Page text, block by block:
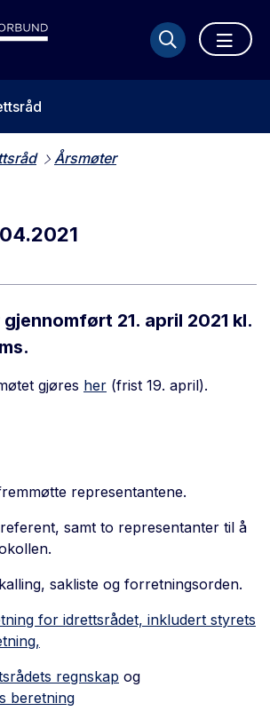
Årsmøter
21. april 2021 kl.
gjøres her (frist 19. april).
representantene.
samt to representanter til å
sakliste og forretningsorden.
for idrettsrådet, inkludert styrets
regnskap og
beretning